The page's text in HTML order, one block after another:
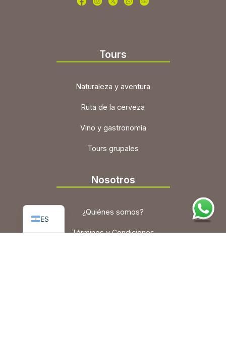
Tours
Naturaleza y aventura
Ruta de la cerveza
Vino y gastronomía
Tours grupales
Nosotros
¿Quiénes somos?
Términos y Condiciones
ES